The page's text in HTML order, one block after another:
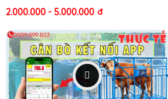
2.000.000 - 5.000.000 đ